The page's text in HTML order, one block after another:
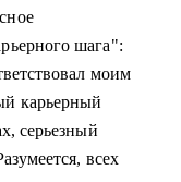
шага":
моим
карьерный
серьезный
всех